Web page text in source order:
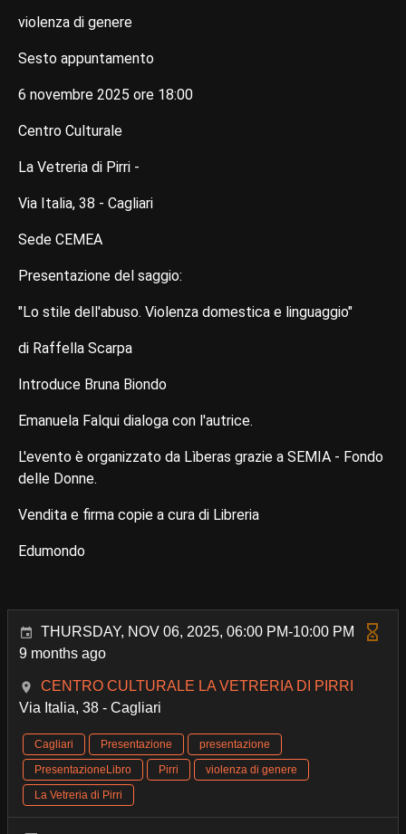
violenza di genere
Sesto appuntamento
6 novembre 2025 ore 18:00
Centro Culturale
La Vetreria di Pirri -
Via Italia, 38 - Cagliari
Sede CEMEA
Presentazione del saggio:
"Lo stile dell'abuso. Violenza domestica e linguaggio"
di Raffella Scarpa
Introduce Bruna Biondo
Emanuela Falqui dialoga con l'autrice.
L'evento è organizzato da Lìberas grazie a SEMIA - Fondo
delle Donne.
Vendita e firma copie a cura di Libreria
Edumondo
THURSDAY, NOV 06, 2025, 06:00 PM-10:00 PM
9 months ago
CENTRO CULTURALE LA VETRERIA DI PIRRI
Via Italia, 38 - Cagliari
Cagliari Presentazione
presentazione
PresentazioneLibro
Pirri
violenza di genere
La Vetreria di Pirri